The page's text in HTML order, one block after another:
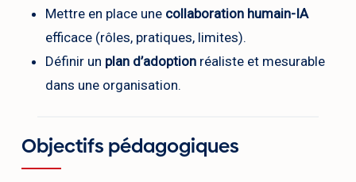
Mettre en place une collaboration humain-IA
efficace (rôles, pratiques, limites).
Définir un plan d’adoption réaliste et mesurable
dans une organisation.
Objectifs pédagogiques